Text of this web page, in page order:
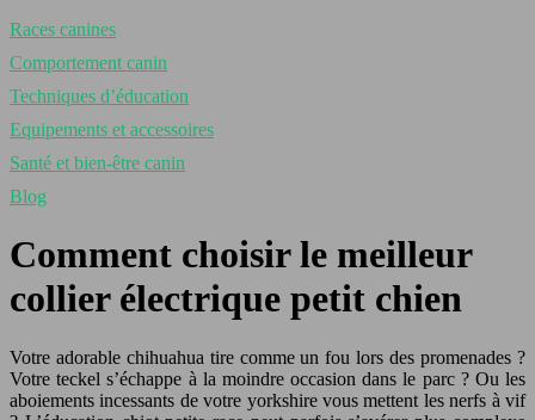
Races canines
Comportement canin
Techniques d’éducation
Equipements et accessoires
Santé et bien-être canin
Blog
Comment choisir le meilleur
collier électrique petit chien
Votre adorable chihuahua tire comme un fou lors des promenades ?
Votre teckel s’échappe à la moindre occasion dans le parc ? Ou les
aboiements incessants de votre yorkshire vous mettent les nerfs à vif